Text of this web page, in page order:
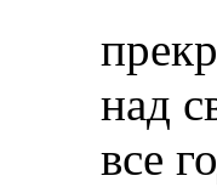
над
все